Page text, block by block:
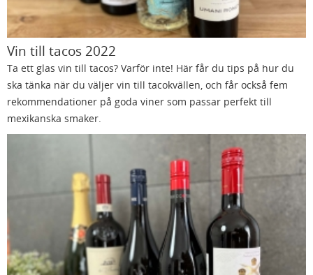
Vin till tacos 2022
Ta ett glas vin till tacos? Varför inte! Här får du tips på hur du
ska tänka när du väljer vin till tacokvällen, och får också fem
rekommendationer på goda viner som passar perfekt till
mexikanska smaker.